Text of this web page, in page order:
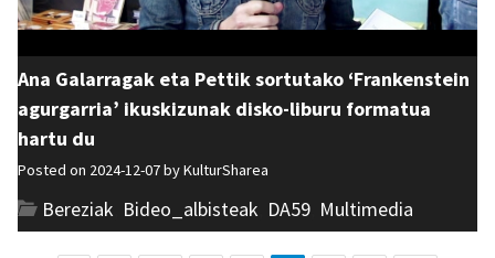
Ana Galarragak eta Pettik sortutako ‘Frankenstein
agurgarria’ ikuskizunak disko-liburu formatua
hartu du
Posted on 2024-12-07 byKulturSharea
Bereziak Bideo_albisteak DA59 Multimedia